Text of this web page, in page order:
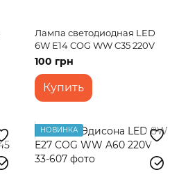
Лампа светодиодная LED
6W E14 COG WW C35 220V
100 грн
Купить
НОВИНКА